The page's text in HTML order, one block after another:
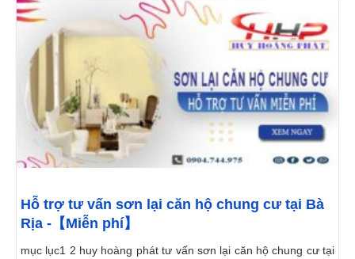
Hỗ trợ tư vấn sơn lại căn hộ chung cư tại Bà
Rịa -【Miễn phí】
mục lục1 2 huy hoàng phát tư vấn sơn lại căn hộ chung cư tại